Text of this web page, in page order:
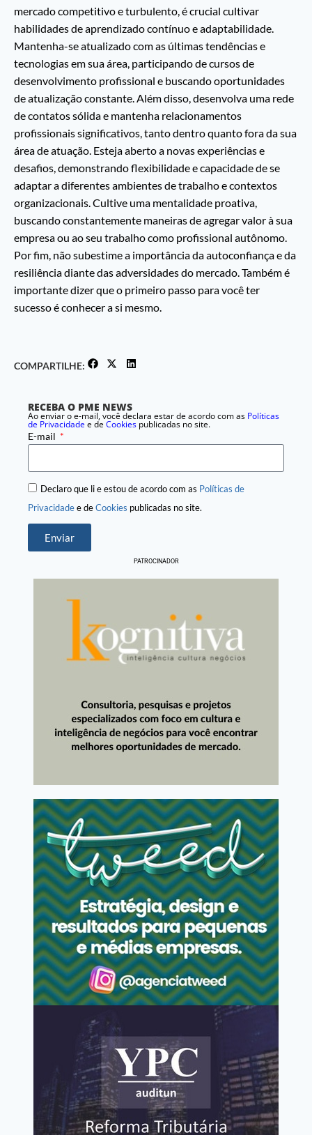
mercado competitivo e turbulento, é crucial cultivar
habilidades de aprendizado contínuo e adaptabilidade.
Mantenha-se atualizado com as últimas tendências e
tecnologias em sua área, participando de cursos de
desenvolvimento profissional e buscando oportunidades
de atualização constante. Além disso, desenvolva uma rede
de contatos sólida e mantenha relacionamentos
profissionais significativos, tanto dentro quanto fora da sua
área de atuação. Esteja aberto a novas experiências e
desafios, demonstrando flexibilidade e capacidade de se
adaptar a diferentes ambientes de trabalho e contextos
organizacionais. Cultive uma mentalidade proativa,
buscando constantemente maneiras de agregar valor à sua
empresa ou ao seu trabalho como profissional autônomo.
Por fim, não subestime a importância da autoconfiança e da
resiliência diante das adversidades do mercado. Também é
importante dizer que o primeiro passo para você ter
sucesso é conhecer a si mesmo.
COMPARTILHE:
RECEBA O PME NEWS
Ao enviar o e-mail, você declara estar de acordo com as Políticas
de Privacidadee deCookies publicadas no site.
E-mail
Declaro que li e estou de acordo com as Políticas de
Privacidadee deCookies publicadas no site.
Enviar
PATROCINADOR